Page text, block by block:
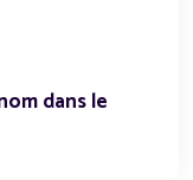
dans le